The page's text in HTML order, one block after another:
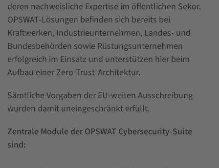
deren nachweisliche Expertise im öffentlichen Sekor.
OPSWAT-Lösungen befinden sich bereits bei
Kraftwerken, Industrieunternehmen, Landes- und
Bundesbehörden sowie Rüstungsunternehmen
erfolgreich im Einsatz und unterstützen hier beim
Aufbau einer Zero-Trust-Architektur.
Sämtliche Vorgaben der EU-weiten Ausschreibung
wurden damit uneingeschränkt erfüllt.
Zentrale Module der OPSWAT Cybersecurity-Suite
sind: